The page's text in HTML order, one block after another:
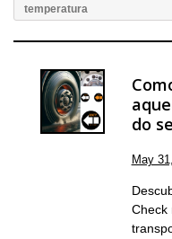
temperatura
do
May
Check